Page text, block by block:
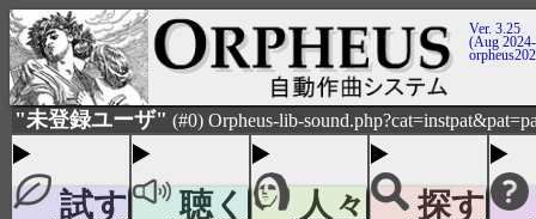
Ver. 3.25
(Aug
"未登録ユーザ" (#0) Orpheus-lib-
試す 聴く 人々 探す